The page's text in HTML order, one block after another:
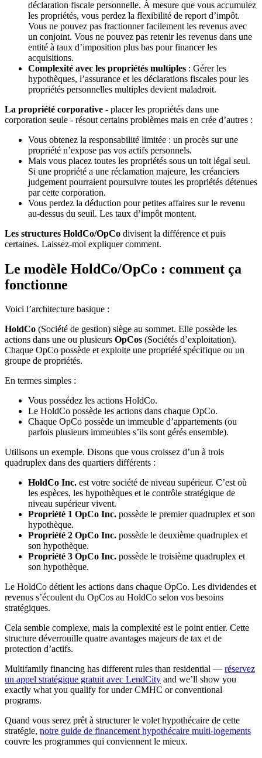
déclaration fiscale personnelle. À mesure que vous accumulez
les propriétés, vous perdez la flexibilité de report d’impôt.
Vous ne pouvez pas fractionner facilement les revenus avec
un conjoint. Vous ne pouvez pas retenir les revenus dans une
entité à taux d’imposition plus bas pour financer les
acquisitions.
Complexité avec les propriétés multiples : Gérer les
hypothèques, l’assurance et les déclarations fiscales pour les
propriétés personnelles multiples devient maladroit.
La propriété corporative - placer les propriétés dans une
corporation seule - résout certains problèmes mais en crée d’autres :
Vous obtenez la responsabilité limitée : un procès sur une
propriété n’expose pas vos actifs personnels.
Mais vous placez toutes les propriétés sous un toit légal seul.
Si une propriété a une réclamation majeure, les créanciers
judgement pourraient poursuivre toutes les propriétés détenues
par cette corporation.
Vous perdez la déduction pour petites affaires sur le revenu
au-dessus du seuil. Les taux d’impôt montent.
Les structures HoldCo/OpCo divisent la différence et puis
certaines. Laissez-moi expliquer comment.
Le modèle HoldCo/OpCo : comment ça
fonctionne
Voici l’architecture basique :
HoldCo (Société de gestion) siège au sommet. Elle possède les
actions dans une ou plusieurs OpCos (Sociétés d’exploitation).
Chaque OpCo possède et exploite une propriété spécifique ou un
groupe de propriétés.
En termes simples :
Vous possédez les actions HoldCo.
Le HoldCo possède les actions dans chaque OpCo.
Chaque OpCo possède un immeuble d’appartements (ou
parfois plusieurs immeubles s’ils sont gérés ensemble).
Utilisons un exemple. Disons que vous croissez d’un à trois
quadruplex dans des quartiers différents :
HoldCo Inc. est votre société de niveau supérieur. C’est où
les espèces, les hypothèques et le contrôle stratégique de
niveau supérieur vivent.
Propriété 1 OpCo Inc. possède le premier quadruplex et son
hypothèque.
Propriété 2 OpCo Inc. possède le deuxième quadruplex et
son hypothèque.
Propriété 3 OpCo Inc. possède le troisième quadruplex et
son hypothèque.
Le HoldCo détient les actions dans chaque OpCo. Les dividendes et
revenus s’écoulent du OpCos au HoldCo selon vos besoins
stratégiques.
Cela semble complexe, mais la complexité est le point entier. Cette
structure déverrouille quatre avantages majeurs de tax et de
protection d’actifs.
Multifamily financing has different rules than residential — réservez
un appel stratégique gratuit avec LendCity and we’ll show you
exactly what you qualify for under CMHC or conventional
programs.
Quand vous serez prêt à structurer le volet hypothécaire de cette
stratégie, notre guide de financement hypothécaire multi-logements
couvre les programmes qui conviennent le mieux.